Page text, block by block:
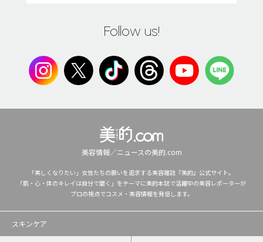
Follow us!
美容情報／ニュースの美的.com
「美しくなりたい」女性たちの願いを追求する美容雑誌『美的』公式サイト。
「肌・心・体のキレイは自分で磨く」をテーマに美的本誌で活躍中の美容レポーターが
プロの視点でコスメ・美容情報を発信します。
スキンケア